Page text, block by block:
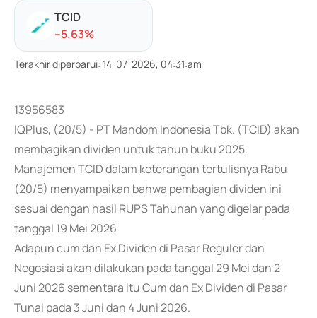
TCID
--5.63%
Terakhir diperbarui: 14-07-2026, 04:31:am
13956583
IQPlus, (20/5) - PT Mandom Indonesia Tbk. (TCID) akan
membagikan dividen untuk tahun buku 2025.
Manajemen TCID dalam keterangan tertulisnya Rabu
(20/5) menyampaikan bahwa pembagian dividen ini
sesuai dengan hasil RUPS Tahunan yang digelar pada
tanggal 19 Mei 2026
Adapun cum dan Ex Dividen di Pasar Reguler dan
Negosiasi akan dilakukan pada tanggal 29 Mei dan 2
Juni 2026 sementara itu Cum dan Ex Dividen di Pasar
Tunai pada 3 Juni dan 4 Juni 2026.